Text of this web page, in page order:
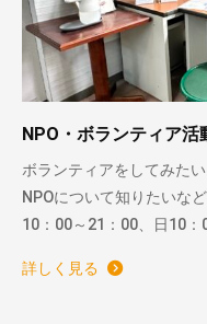
NPO・ボランティア活
ボランティアをしてみた
NPOについて知りたいな
10：00～21：00、日10：
詳しく見る